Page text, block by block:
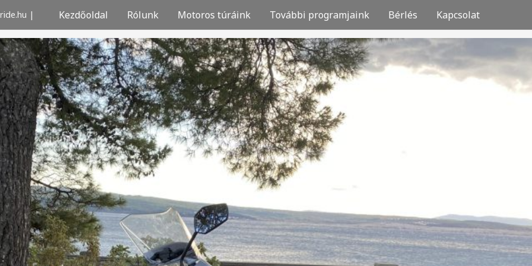
| Kezdőoldal Rólunk Motoros túráink További programjaink Bérlés Kapcsolat